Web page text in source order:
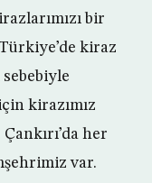
bir
kiraz
kirazımız
her
var.